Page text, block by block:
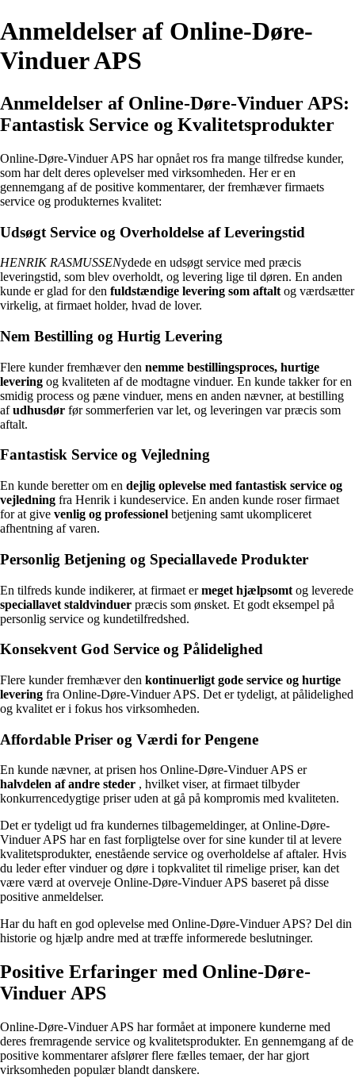
Anmeldelser af Online-Døre-
Vinduer APS
Anmeldelser af Online-Døre-Vinduer APS:
Fantastisk Service og Kvalitetsprodukter
Online-Døre-Vinduer APS har opnået ros fra mange tilfredse kunder,
som har delt deres oplevelser med virksomheden. Her er en
gennemgang af de positive kommentarer, der fremhæver firmaets
service og produkternes kvalitet:
Udsøgt Service og Overholdelse af Leveringstid
HENRIK RASMUSSENydede en udsøgt service med præcis
leveringstid, som blev overholdt, og levering lige til døren. En anden
kunde er glad for den fuldstændige levering som aftalt og værdsætter
virkelig, at firmaet holder, hvad de lover.
Nem Bestilling og Hurtig Levering
Flere kunder fremhæver den nemme bestillingsproces, hurtige
levering og kvaliteten af de modtagne vinduer. En kunde takker for en
smidig process og pæne vinduer, mens en anden nævner, at bestilling
afudhusdør før sommerferien var let, og leveringen var præcis som
aftalt.
Fantastisk Service og Vejledning
En kunde beretter om en dejlig oplevelse med fantastisk service og
vejledning fra Henrik i kundeservice. En anden kunde roser firmaet
for at give venlig og professionel betjening samt ukompliceret
afhentning af varen.
Personlig Betjening og Speciallavede Produkter
En tilfreds kunde indikerer, at firmaet ermeget hjælpsomt og leverede
speciallavet staldvinduer præcis som ønsket. Et godt eksempel på
personlig service og kundetilfredshed.
Konsekvent God Service og Pålidelighed
Flere kunder fremhæver den kontinuerligt gode service og hurtige
levering fra Online-Døre-Vinduer APS. Det er tydeligt, at pålidelighed
og kvalitet er i fokus hos virksomheden.
Affordable Priser og Værdi for Pengene
En kunde nævner, at prisen hos Online-Døre-Vinduer APS er
halvdelen af andre steder , hvilket viser, at firmaet tilbyder
konkurrencedygtige priser uden at gå på kompromis med kvaliteten.
Det er tydeligt ud fra kundernes tilbagemeldinger, at Online-Døre-
Vinduer APS har en fast forpligtelse over for sine kunder til at levere
kvalitetsprodukter, enestående service og overholdelse af aftaler. Hvis
du leder efter vinduer og døre i topkvalitet til rimelige priser, kan det
være værd at overveje Online-Døre-Vinduer APS baseret på disse
positive anmeldelser.
Har du haft en god oplevelse med Online-Døre-Vinduer APS? Del din
historie og hjælp andre med at træffe informerede beslutninger.
Positive Erfaringer med Online-Døre-
Vinduer APS
Online-Døre-Vinduer APS har formået at imponere kunderne med
deres fremragende service og kvalitetsprodukter. En gennemgang af de
positive kommentarer afslører flere fælles temaer, der har gjort
virksomheden populær blandt danskere.